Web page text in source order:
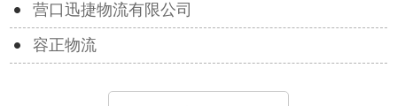
营口迅捷物流有限公司
容正物流